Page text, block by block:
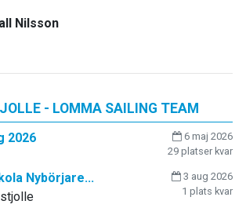
Nilsson
- LOMMA SAILING TEAM
2026
6 maj 2026
29 platser kvar
Nybörjare...
3 aug 2026
1 plats kvar